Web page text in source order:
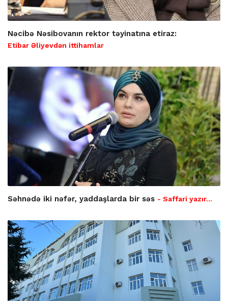
Nəcibə Nəsibovanın rektor təyinatına etiraz:
Etibar Əliyevdən ittihamlar
Səhnədə iki nəfər, yaddaşlarda bir səs - Saffari yazır…